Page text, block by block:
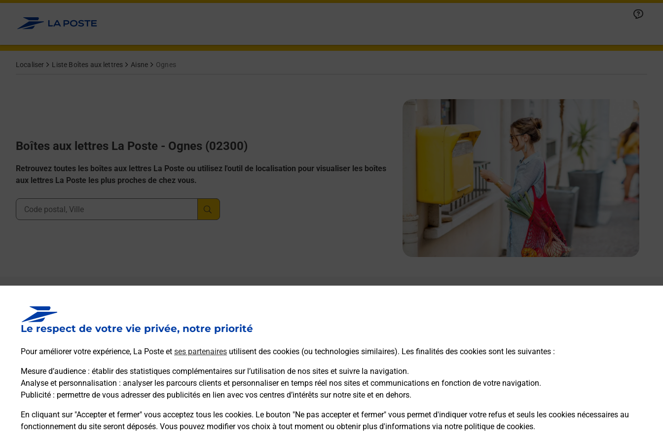
Le respect de votre vie privée, notre priorité
Pour améliorer votre expérience, La Poste et ses partenaires utilisent des cookies (ou technologies similaires). Les finalités des cookies sont les suivantes :
Mesure d’audience : établir des statistiques complémentaires sur l’utilisation de nos sites et suivre la navigation.
Analyse et personnalisation : analyser les parcours clients et personnaliser en temps réel nos sites et communications en fonction de votre navigation.
Publicité : permettre de vous adresser des publicités en lien avec vos centres d’intérêts sur notre site et en dehors.
En cliquant sur "Accepter et fermer" vous acceptez tous les cookies. Le bouton "Ne pas accepter et fermer" vous permet d'indiquer votre refus et seuls les cookies nécessaires au
fonctionnement du site seront déposés. Vous pouvez modifier vos choix à tout moment ou obtenir plus d'informations via notre politique de cookies.
Allez au contenu
Localiser Liste Boîtes aux lettres Aisne Ognes
Boîtes aux lettres La Poste - Ognes (02300)
Retrouvez toutes les boîtes aux lettres La Poste ou utilisez l'outil de localisation pour visualiser les boîtes
aux lettres La Poste les plus proches de chez vous.
Ville, Département, Code Postal
Boîte aux lettres La Poste
Collecte du courrier aujourd'hui à 08h30
7 Rue Jean Vaur
Itinéraire
4 Avenue De La Republique